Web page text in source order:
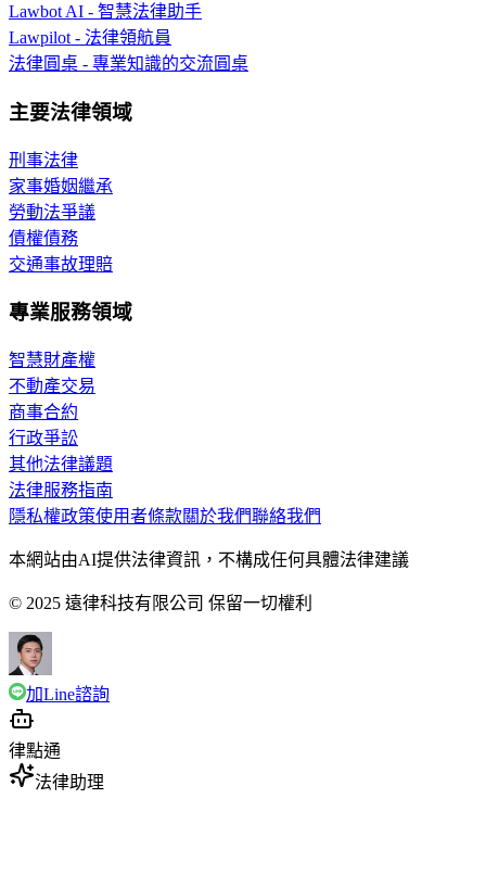
Lawbot AI - 智慧法律助手
Lawpilot - 法律領航員
法律圓桌 - 專業知識的交流圓桌
主要法律領域
刑事法律
家事婚姻繼承
勞動法爭議
債權債務
交通事故理賠
專業服務領域
智慧財產權
不動產交易
商事合約
行政爭訟
其他法律議題
法律服務指南
隱私權政策使用者條款關於我們聯絡我們
本網站由AI提供法律資訊，不構成任何具體法律建議
© 2025 遠律科技有限公司 保留一切權利
加Line諮詢
律點通
法律助理